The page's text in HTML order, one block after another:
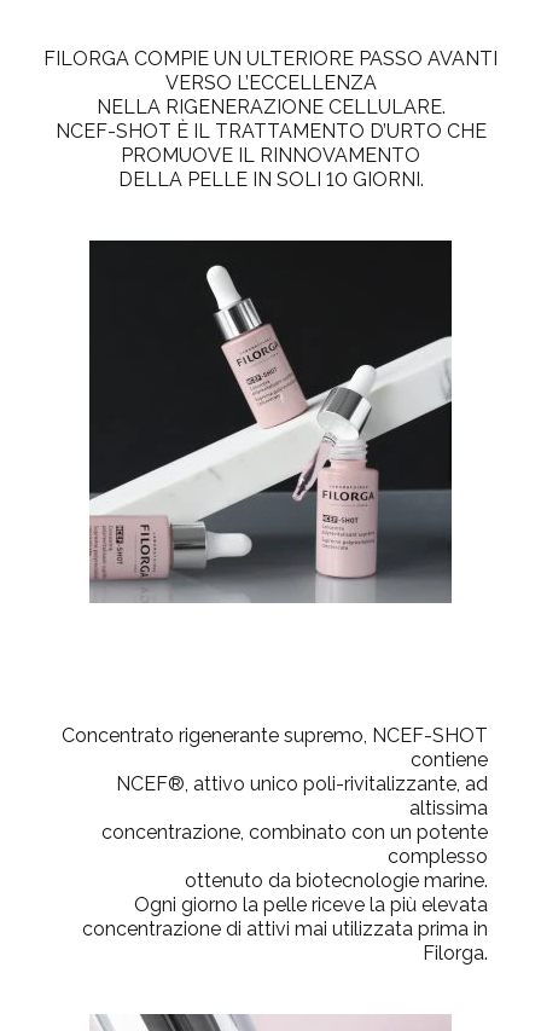
FILORGA COMPIE UN ULTERIORE PASSO AVANTI
VERSO L’ECCELLENZA
NELLA RIGENERAZIONE CELLULARE.
NCEF-SHOT È IL TRATTAMENTO D’URTO CHE
PROMUOVE IL RINNOVAMENTO
DELLA PELLE IN SOLI 10 GIORNI.
Concentrato rigenerante supremo, NCEF-SHOT
contiene
NCEF®, attivo unico poli-rivitalizzante, ad
altissima
concentrazione, combinato con un potente
complesso
ottenuto da biotecnologie marine.
Ogni giorno la pelle riceve la più elevata
concentrazione di attivi mai utilizzata prima in
Filorga.